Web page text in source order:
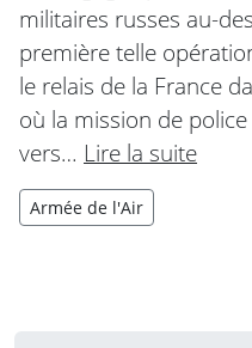
militaires russes au-
première telle
le relais de la France
où la mission de police
vers… Lire la suite
Armée de l'Air